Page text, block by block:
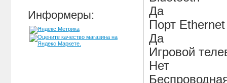
Информеры:
Да
Порт Ethernet
Да
Игровой
Нет